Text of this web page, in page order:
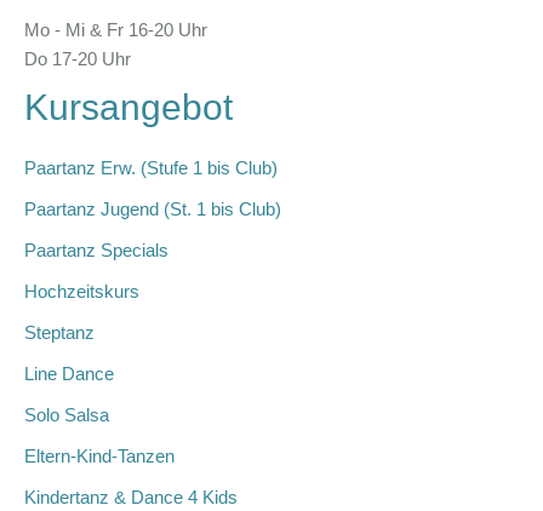
Mo - Mi & Fr 16-20 Uhr
Do 17-20 Uhr
Kursangebot
Paartanz Erw. (Stufe 1 bis Club)
Paartanz Jugend (St. 1 bis Club)
Paartanz Specials
Hochzeitskurs
Steptanz
Line Dance
Solo Salsa
Eltern-Kind-Tanzen
Kindertanz & Dance 4 Kids